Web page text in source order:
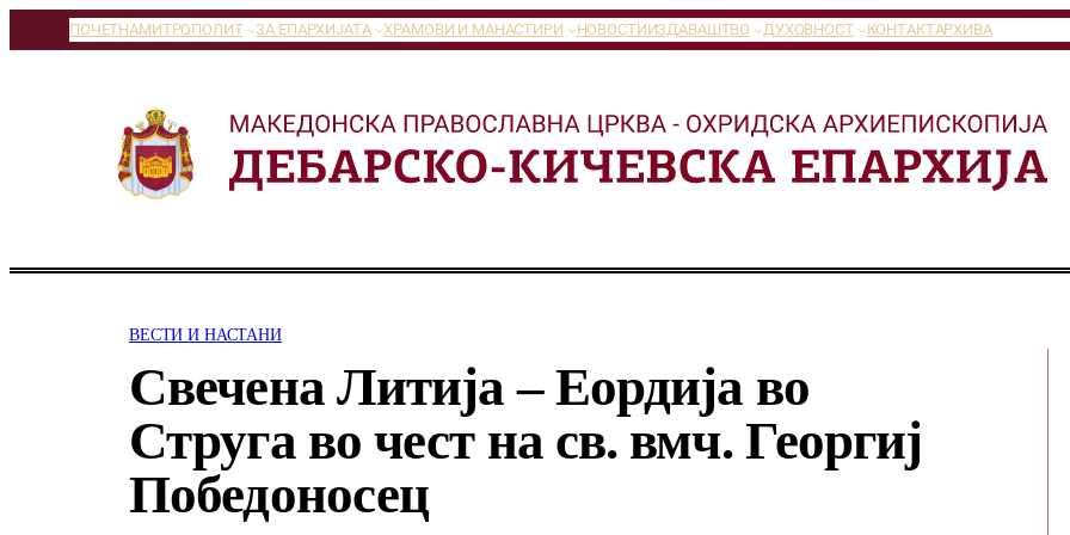
на
ПОЧЕТНАМИТРОПОЛИТ ЗА ЕПАРХИЈАТА ХРАМОВИ И МАНАСТИРИ НОВОСТИИЗДАВАШТВО ДУХОВНОСТ КОНТАКТАРХИВА
ВЕСТИ И НАСТАНИ
Свечена Литија – Еордија во
Струга во чест на св. вмч. Георгиј
Победоносец